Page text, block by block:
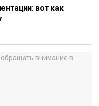
вот как